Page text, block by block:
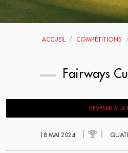
ACCUEIL COMPÉTITIONS
Fairways
REVENIR À LA
18 MAI 2024